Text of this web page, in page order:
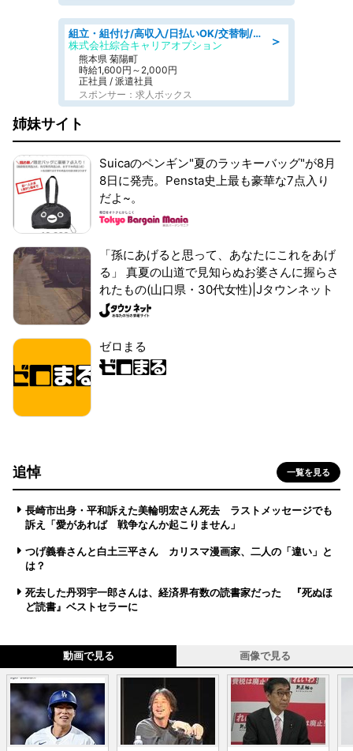
＞
組立・組付け/高収入/日払いOK/交替制/20・30・40代活躍中/製造 工場
株式会社綜合キャリアオプション
熊本県 菊陽町
時給1,600円～2,000円
正社員 / 派遣社員
スポンサー：求人ボックス
姉妹サイト
Suicaのペンギン"夏のラッキーバッグ"が8月
8日に発売。Pensta史上最も豪華な7点入り
だよ~。
「孫にあげると思って、あなたにこれをあげ
る」 真夏の山道で見知らぬお婆さんに握らさ
れたもの(山口県・30代女性)|Jタウンネット
ゼロまる
追悼 一覧を見る
長崎市出身・平和訴えた美輪明宏さん死去 ラストメッセージでも
訴え「愛があれば 戦争なんか起こりません」
つげ義春さんと白土三平さん カリスマ漫画家、二人の「違い」と
は？
死去した丹羽宇一郎さんは、経済界有数の読書家だった 『死ぬほ
ど読書』ベストセラーに
動画で見る 画像で見る